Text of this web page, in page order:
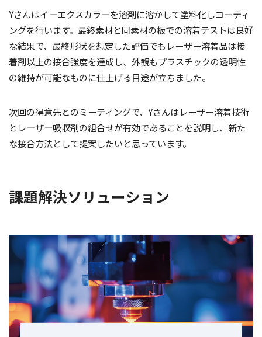
Yさんはイーエクスカラーを溶剤に溶かして塗料化しコーティ
ングを行います。最終素材と同素材の板での溶着テストは良好
な結果で、最終形状を想定した評価でもレーザー溶着品は接
着剤以上の接合強度を達成し、外観もプラスチックの透明性
の維持が可能なものに仕上げる目途が立ちました。
次回の得意先とのミーティングで、Yさんはレーザー溶着技術
とレーザー吸収剤の組合せが有効であることを説明し、新た
な接合方法として提案したいと思っています。
課題解決ソリューション